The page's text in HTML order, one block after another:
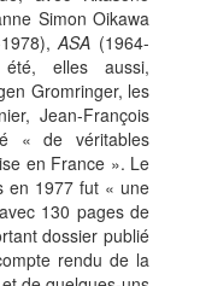
Simon Oikawa
ASA (1964-
elles aussi,
Gromringer, les
Jean-François
« de véritables
en France ». Le
en 1977 fut « une
130 pages de
dossier publié
rendu de la